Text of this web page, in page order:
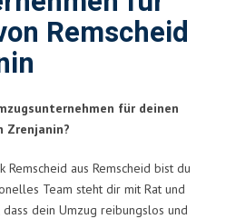
Remscheid
für deinen
Zrenjanin?
Remscheid aus Remscheid bist du
Team steht dir mit Rat und
dein Umzug reibungslos und